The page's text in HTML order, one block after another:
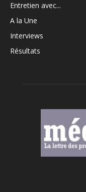
Entretien avec...
A la Une
Interviews
Résultats